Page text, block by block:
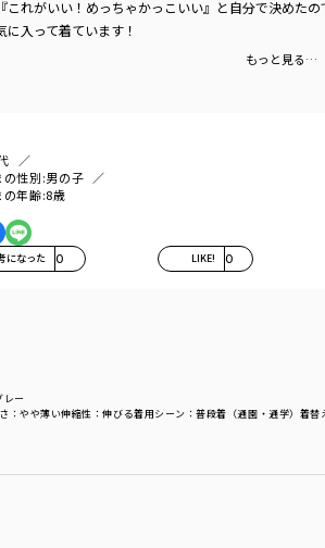
これがいい！めっちゃかっこいい』と自分で決めた
入って着ています！
もっと見る…
の性別:男の子
の年齢:8歳
になった 0 LIKE! 0
：やや薄い伸縮性 ：伸びる着用シーン ：普段着（通園・通学） 着替
レー